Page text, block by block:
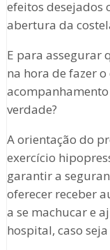
efeitos desejados
abertura da
E para assegurar
na hora de fazer
verdade?
A orientação do
exercício
garantir a
oferecer receber
a se machucar e
hospital, caso